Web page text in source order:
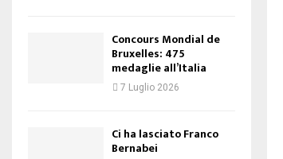
Concours Mondial de
Bruxelles: 475
medaglie all’Italia
7 Luglio 2026
Ci ha lasciato Franco
Bernabei